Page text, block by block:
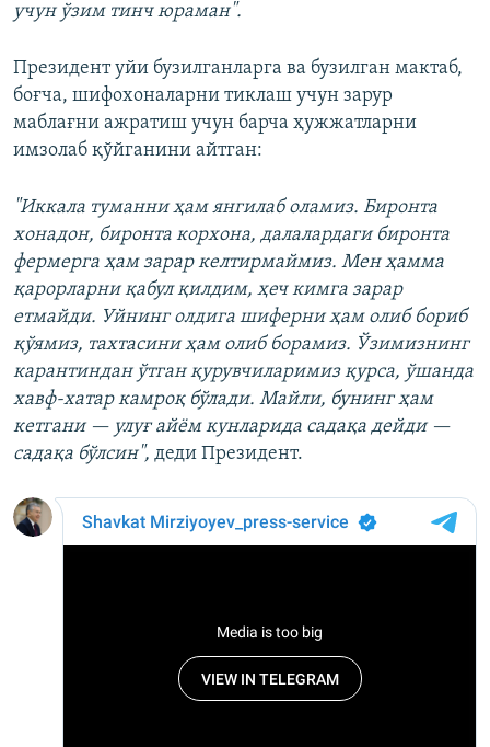
учун ўзим тинч юраман".
Президент уйи бузилганларга ва бузилган мактаб,
боғча, шифохоналарни тиклаш учун зарур
маблағни ажратиш учун барча ҳужжатларни
имзолаб қўйганини айтган:
"Иккала туманни ҳам янгилаб оламиз. Биронта
хонадон, биронта корхона, далалардаги биронта
фермерга ҳам зарар келтирмаймиз. Мен ҳамма
қарорларни қабул қилдим, ҳеч кимга зарар
етмайди. Уйнинг олдига шиферни ҳам олиб бориб
қўямиз, тахтасини ҳам олиб борамиз. Ўзимизнинг
карантиндан ўтган қурувчиларимиз қурса, ўшанда
хавф-хатар камроқ бўлади. Майли, бунинг ҳам
кетгани — улуғ айём кунларида садақа дейди —
садақа бўлсин", деди Президент.